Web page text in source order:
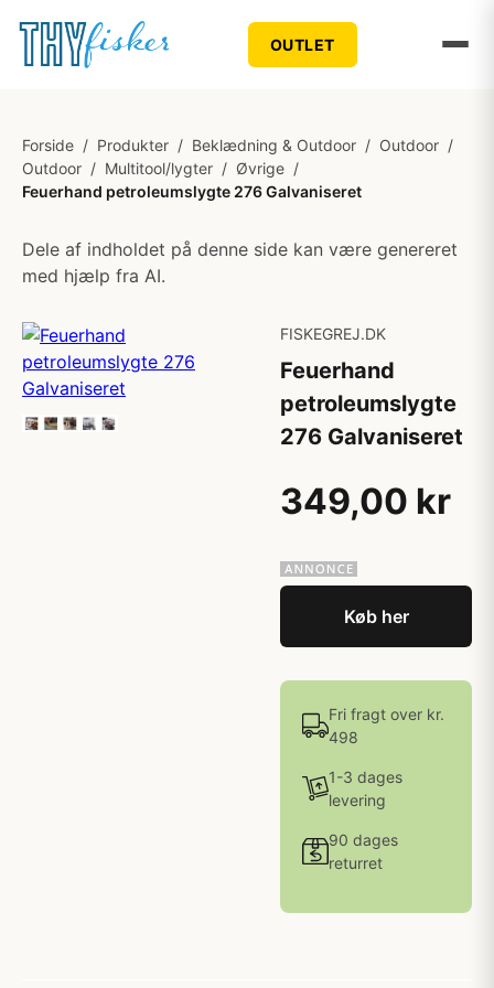
OUTLET
Forside / Produkter / Beklædning & Outdoor / Outdoor /
Outdoor / Multitool/lygter / Øvrige /
Feuerhand petroleumslygte 276 Galvaniseret
Dele af indholdet på denne side kan være genereret
med hjælp fra AI.
FISKEGREJ.DK
Feuerhand
petroleumslygte
276 Galvaniseret
349,00 kr
Køb her
Fri fragt over kr.
498
1-3 dages
levering
90 dages
returret